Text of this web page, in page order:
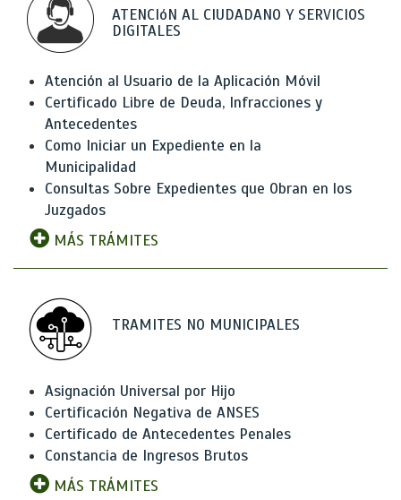
ATENCIóN AL CIUDADANO Y SERVICIOS
DIGITALES
Atención al Usuario de la Aplicación Móvil
Certificado Libre de Deuda, Infracciones y
Antecedentes
Como Iniciar un Expediente en la
Municipalidad
Consultas Sobre Expedientes que Obran en los
Juzgados
MÁS TRÁMITES
TRAMITES NO MUNICIPALES
Asignación Universal por Hijo
Certificación Negativa de ANSES
Certificado de Antecedentes Penales
Constancia de Ingresos Brutos
MÁS TRÁMITES